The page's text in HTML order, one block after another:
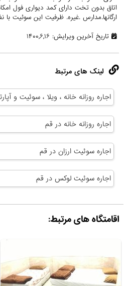
اتاق بدون تخت دارای کمد دیواری فول
ارگانها.مدارس .غیره. ظرفیت این سوئیت با نفرات
تاریخ آخرین ویرایش: ۱۴۰۰,۶,۱۶
لینک های مرتبط
اجاره روزانه خانه ، ویلا ، سوئیت و
اجاره روزانه خانه در قم
اجاره سوئیت ارزان در قم
اجاره سوئیت لوکس در قم
اقامتگاه های مرتبط: